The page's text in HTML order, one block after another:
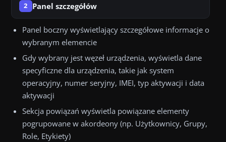
2 Panel szczegółów
Panel boczny wyświetlający szczegółowe informacje o
wybranym elemencie
Gdy wybrany jest węzeł urządzenia, wyświetla dane
specyficzne dla urządzenia, takie jak system
operacyjny, numer seryjny, IMEI, typ aktywacji i data
aktywacji
Sekcja powiązań wyświetla powiązane elementy
pogrupowane w akordeony (np. Użytkownicy, Grupy,
Role, Etykiety)